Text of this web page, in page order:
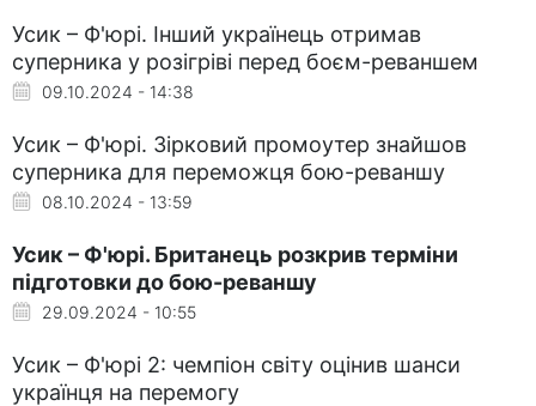
Усик – Ф'юрі. Інший українець отримав
суперника у розігріві перед боєм-реваншем
09.10.2024 - 14:38
Усик – Ф'юрі. Зірковий промоутер знайшов
суперника для переможця бою-реваншу
08.10.2024 - 13:59
Усик – Ф'юрі. Британець розкрив терміни
підготовки до бою-реваншу
29.09.2024 - 10:55
Усик – Ф'юрі 2: чемпіон світу оцінив шанси
українця на перемогу